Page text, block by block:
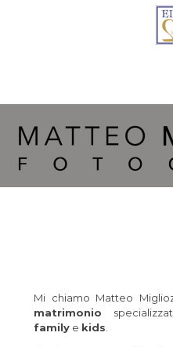
Mi chiamo Matteo
matrimonio
family e kids